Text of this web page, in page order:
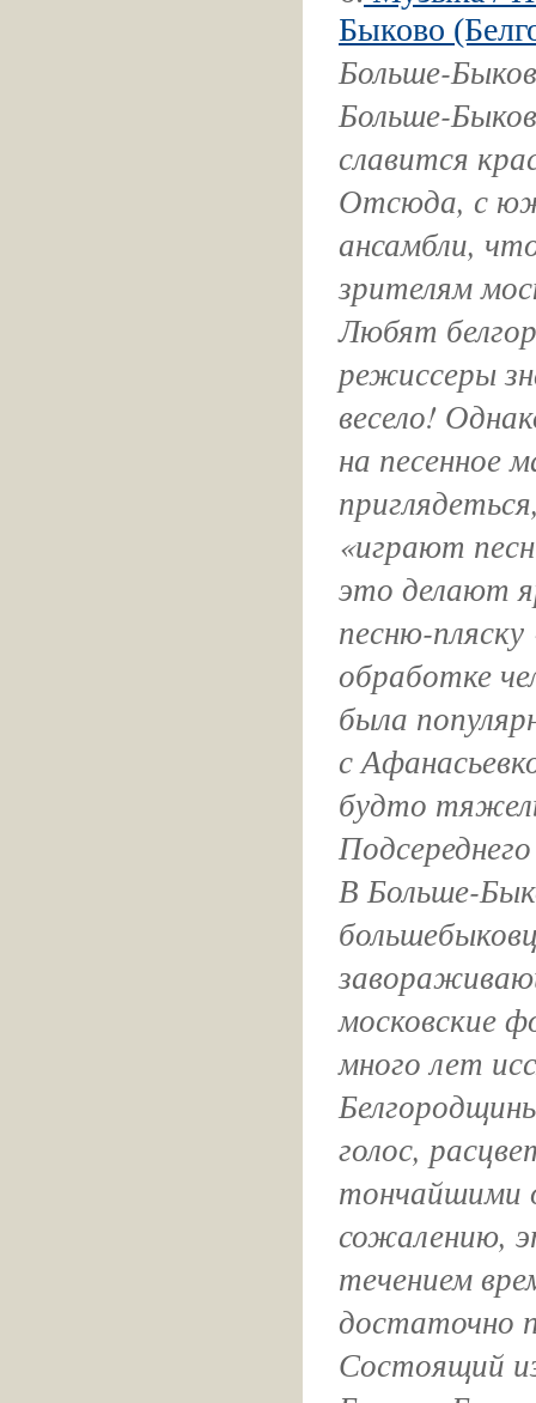
Быково
Больше-
Больше-
славится
Отсюда, с
ансамбли,
зрителям
Любят
режиссеры
весело!
на песенное
«играют
это делают
песню-
обработке
была
с
будто
В Больше-
московские
много лет
голос,
тончайшими
сожалению,
течением
достаточно
Состоящий